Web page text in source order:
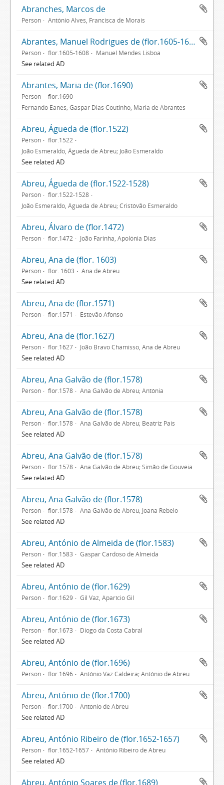
Abranches, Marcos de
Person António Alves, Francisca de Morais
Abrantes, Manuel Rodrigues de (flor.1605-1608)
Person flor.1605-1608 Manuel Mendes Lisboa
See related AD
Abrantes, Maria de (flor.1690)
Person
flor.1690
Fernando Eanes; Gaspar Dias Coutinho, Maria de Abrantes
Abreu, Águeda de (flor.1522)
Person
flor.1522
João Esmeraldo, Águeda de Abreu; João Esmeraldo
See related AD
Abreu, Águeda de (flor.1522-1528)
Person
flor.1522-1528
João Esmeraldo, Águeda de Abreu; Cristóvão Esmeraldo
Abreu, Álvaro de (flor.1472)
Person flor.1472 João Farinha, Apolónia Dias
Abreu, Ana de (flor. 1603)
Person flor. 1603 Ana de Abreu
See related AD
Abreu, Ana de (flor.1571)
Person flor.1571 Estêvão Afonso
Abreu, Ana de (flor.1627)
Person flor.1627 João Bravo Chamisso, Ana de Abreu
See related AD
Abreu, Ana Galvão de (flor.1578)
Person flor.1578 Ana Galvão de Abreu; Antónia
Abreu, Ana Galvão de (flor.1578)
Person flor.1578 Ana Galvão de Abreu; Beatriz Pais
See related AD
Abreu, Ana Galvão de (flor.1578)
Person flor.1578 Ana Galvão de Abreu; Simão de Gouveia
See related AD
Abreu, Ana Galvão de (flor.1578)
Person flor.1578 Ana Galvão de Abreu; Joana Rebelo
See related AD
Abreu, António de Almeida de (flor.1583)
Person flor.1583 Gaspar Cardoso de Almeida
See related AD
Abreu, António de (flor.1629)
Person flor.1629 Gil Vaz, Aparício Gil
Abreu, António de (flor.1673)
Person flor.1673 Diogo da Costa Cabral
See related AD
Abreu, António de (flor.1696)
Person flor.1696 António Vaz Caldeira; António de Abreu
Abreu, António de (flor.1700)
Person flor.1700 António de Abreu
See related AD
Abreu, António Ribeiro de (flor.1652-1657)
Person flor.1652-1657 António Ribeiro de Abreu
See related AD
Abreu, António Soares de (flor.1689)